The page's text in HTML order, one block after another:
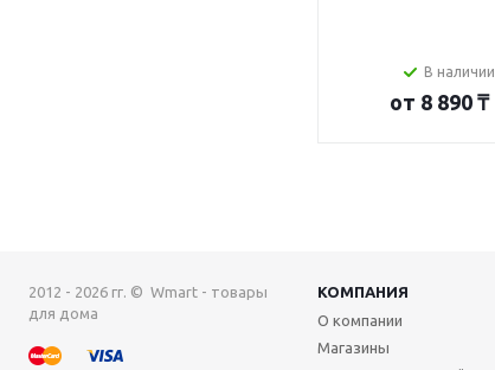
В наличии
от 8 890 ₸
2012 - 2026 гг. © Wmart - товары
для дома
КОМПАНИЯ
О компании
Магазины